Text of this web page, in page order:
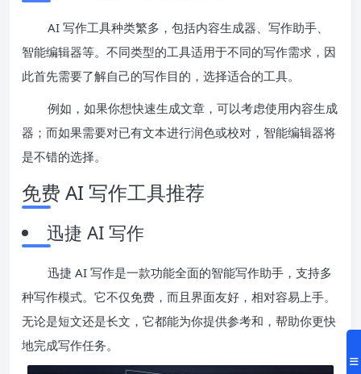
AI 写作工具种类繁多，包括内容生成器、写作助手、
智能编辑器等。不同类型的工具适用于不同的写作需求，因
此首先需要了解自己的写作目的，选择适合的工具。
例如，如果你想快速生成文章，可以考虑使用内容生成
器；而如果需要对已有文本进行润色或校对，智能编辑器将
是不错的选择。
免费 AI 写作工具推荐
迅捷 AI 写作
迅捷 AI 写作是一款功能全面的智能写作助手，支持多
种写作模式。它不仅免费，而且界面友好，相对容易上手。
无论是短文还是长文，它都能为你提供参考和，帮助你更快
地完成写作任务。